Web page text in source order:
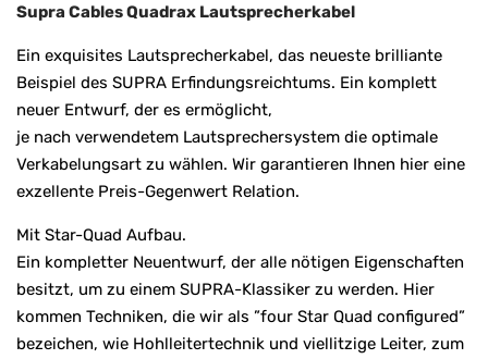
Supra Cables Quadrax Lautsprecherkabel
Ein exquisites Lautsprecherkabel, das neueste brilliante
Beispiel des SUPRA Erfindungsreichtums. Ein komplett
neuer Entwurf, der es ermöglicht,
je nach verwendetem Lautsprechersystem die optimale
Verkabelungsart zu wählen. Wir garantieren Ihnen hier eine
exzellente Preis-Gegenwert Relation.
Mit Star-Quad Aufbau.
Ein kompletter Neuentwurf, der alle nötigen Eigenschaften
besitzt, um zu einem SUPRA-Klassiker zu werden. Hier
kommen Techniken, die wir als ”four Star Quad configured”
bezeichen, wie Hohlleitertechnik und viellitzige Leiter, zum